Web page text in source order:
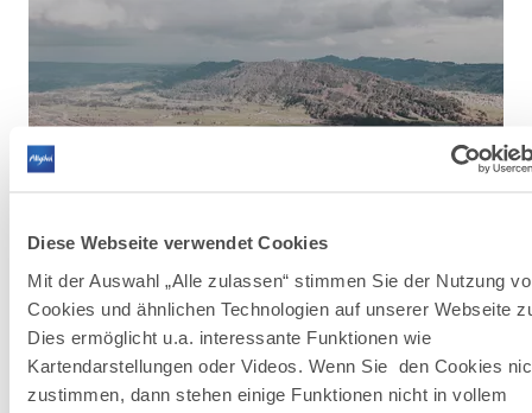
Diese Webseite verwendet Cookies
Mit der Auswahl „Alle zulassen“ stimmen Sie der Nutzung
Cookies und ähnlichen Technologien auf unserer Webseite
Dies ermöglicht u.a. interessante Funktionen wie
Kartendarstellungen oder Videos. Wenn Sie den Cookies
zustimmen, dann stehen einige Funktionen nicht in vollem
Wohnraum
Allgäu
Wohnraum ist ein immer wichtigerer Standortfaktor
für Fachkräfte – und somit auch für Allgäuer
Unternehmen und Kommunen.